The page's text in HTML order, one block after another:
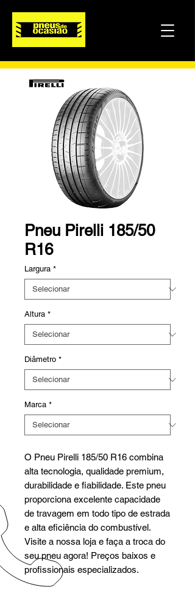
Pneu Pirelli 185/50
R16
Largura *
Altura *
Diâmetro *
Marca *
O Pneu Pirelli 185/50 R16 combina
alta tecnologia, qualidade premium,
durabilidade e fiabilidade. Este pneu
proporciona excelente capacidade
de travagem em todo tipo de estrada
e alta eficiência do combustível.
Visite a nossa loja e faça a troca do
seu pneu agora! Preços baixos e
profissionais especializados.